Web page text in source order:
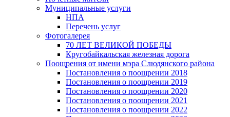
Муниципальные услуги
НПА
Перечень услуг
Фотогалерея
70 ЛЕТ ВЕЛИКОЙ ПОБЕДЫ
Кругобайкальская железная дорога
Поощрения от имени мэра Слюдянского района
Постановления о поощрении 2018
Постановления о поощрении 2019
Постановления о поощрении 2020
Постановления о поощрении 2021
Постановления о поощрении 2022